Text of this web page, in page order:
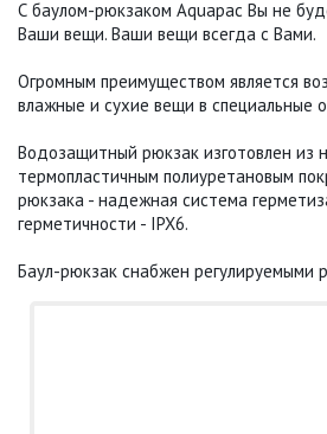
С баулом-рюкзаком Aquapac Вы не
Ваши вещи. Ваши вещи всегда с Вами.
Огромным преимуществом является
влажные и сухие вещи в специальные
Водозащитный рюкзак изготовлен из
термопластичным полиуретановым
рюкзака - надежная система
герметичности - IPX6.
Баул-рюкзак снабжен регулируемыми